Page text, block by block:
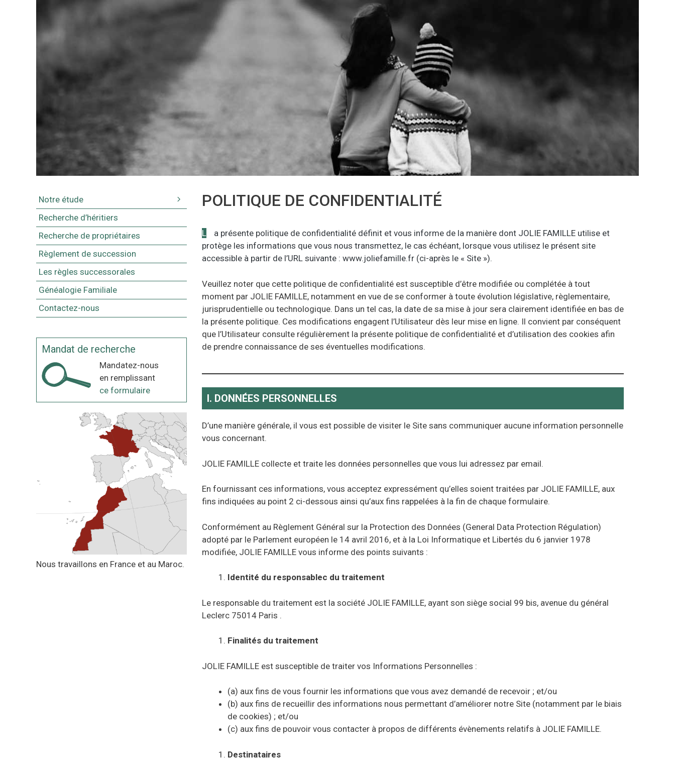
POLITIQUE DE CONFIDENTIALITÉ
La présente politique de confidentialité définit et vous informe de la manière dont JOLIE FAMILLE utilise et
protège les informations que vous nous transmettez, le cas échéant, lorsque vous utilisez le présent site
accessible à partir de l’URL suivante : www.joliefamille.fr (ci-après le « Site »).
Veuillez noter que cette politique de confidentialité est susceptible d’être modifiée ou complétée à tout
moment par JOLIE FAMILLE, notamment en vue de se conformer à toute évolution législative, règlementaire,
jurisprudentielle ou technologique. Dans un tel cas, la date de sa mise à jour sera clairement identifiée en bas de
la présente politique. Ces modifications engagent l’Utilisateur dès leur mise en ligne. Il convient par conséquent
que l’Utilisateur consulte régulièrement la présente politique de confidentialité et d’utilisation des cookies afin
de prendre connaissance de ses éventuelles modifications.
I. DONNÉES PERSONNELLES
D’une manière générale, il vous est possible de visiter le Site sans communiquer aucune information personnelle
vous concernant.
JOLIE FAMILLE collecte et traite les données personnelles que vous lui adressez par email.
En fournissant ces informations, vous acceptez expressément qu’elles soient traitées par JOLIE FAMILLE, aux
fins indiquées au point 2 ci-dessous ainsi qu’aux fins rappelées à la fin de chaque formulaire.
Conformément au Règlement Général sur la Protection des Données (General Data Protection Régulation)
adopté par le Parlement européen le 14 avril 2016, et à la Loi Informatique et Libertés du 6 janvier 1978
modifiée, JOLIE FAMILLE vous informe des points suivants :
Identité du responsablec du traitement
Le responsable du traitement est la société JOLIE FAMILLE, ayant son siège social 99 bis, avenue du général
Leclerc 75014 Paris .
Finalités du traitement
JOLIE FAMILLE est susceptible de traiter vos Informations Personnelles :
(a) aux fins de vous fournir les informations que vous avez demandé de recevoir ; et/ou
(b) aux fins de recueillir des informations nous permettant d’améliorer notre Site (notamment par le biais
de cookies) ; et/ou
(c) aux fins de pouvoir vous contacter à propos de différents évènements relatifs à JOLIE FAMILLE.
Destinataires
Notre étude
Recherche d’héritiers
Recherche de propriétaires
Règlement de succession
Les règles successorales
Généalogie Familiale
Contactez-nous
Mandat de recherche
Mandatez-nous
en remplissant
ce formulaire
Nous travaillons en France et au Maroc.